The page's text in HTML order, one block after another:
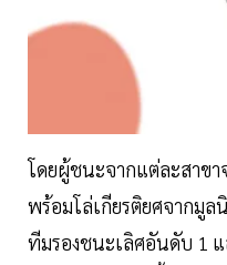
โดยผู้ชนะจากแต่ละสาขา
พร้อมโล่เกียรติยศจากมู
ทีมรองชนะเลิศอันดับ 1